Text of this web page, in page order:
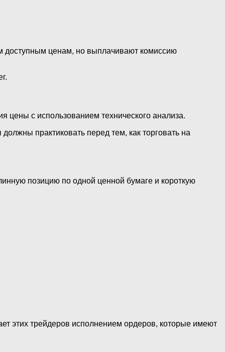
доступным ценам, но выплачивают комиссию
с использованием технического анализа.
практиковать перед тем, как торговать на
позицию по одной ценной бумаге и короткую
этих трейдеров исполнением ордеров, которые имеют